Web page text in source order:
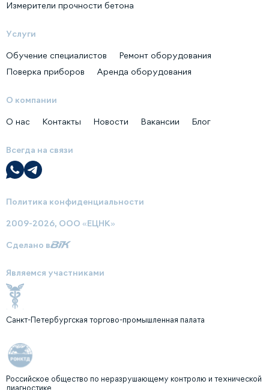
Измерители прочности бетона
Услуги
Обучение специалистов
Ремонт оборудования
Поверка приборов
Аренда оборудования
О компании
О нас Контакты Новости Вакансии Блог
Всегда на связи
Политика конфиденциальности
2009-2026, ООО «ЕЦНК»
Сделано в
Являемся участниками
Санкт-Петербургская торгово-промышленная палата
Российское общество по неразрушающему контролю и технической
диагностике